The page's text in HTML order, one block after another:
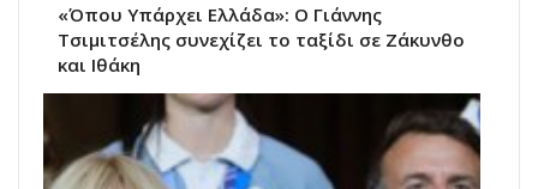
«Όπου Υπάρχει Ελλάδα»: Ο Γιάννης
Τσιμιτσέλης συνεχίζει το ταξίδι σε Ζάκυνθο
και Ιθάκη